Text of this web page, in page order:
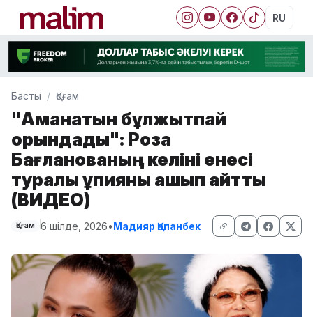
RU
Басты Қоғам
"Аманатын бұлжытпай
орындадық": Роза
Бағланованың келіні енесі
туралы құпияны ашып айтты
(ВИДЕО)
Қоғам 6 шілде, 2026•Мадияр Қапанбек